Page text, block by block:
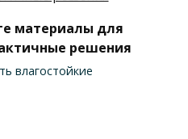
материалы для
решения
влагостойкие